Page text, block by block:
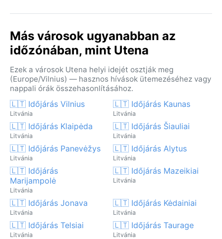
Más városok ugyanabban az
időzónában, mint Utena
Ezek a városok Utena helyi idejét osztják meg
(Europe/Vilnius) — hasznos hívások ütemezéséhez vagy
nappali órák összehasonlításához.
🇱🇹 Időjárás Vilnius
Litvánia
🇱🇹 Időjárás Kaunas
Litvánia
🇱🇹 Időjárás Klaipėda
Litvánia
🇱🇹 Időjárás Šiauliai
Litvánia
🇱🇹 Időjárás Panevėžys
Litvánia
🇱🇹 Időjárás Alytus
Litvánia
🇱🇹 Időjárás
Marijampolė
Litvánia
🇱🇹 Időjárás Mazeikiai
Litvánia
🇱🇹 Időjárás Jonava
Litvánia
🇱🇹 Időjárás Kėdainiai
Litvánia
🇱🇹 Időjárás Telsiai
Litvánia
🇱🇹 Időjárás Taurage
Litvánia